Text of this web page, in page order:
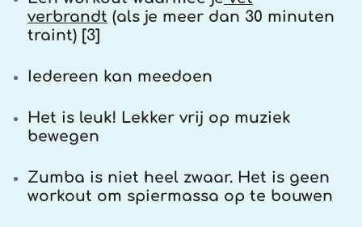
verbrandt (als je meer dan 30 minuten
traint) [3]
Iedereen kan meedoen
Het is leuk! Lekker vrij op muziek
bewegen
Zumba is niet heel zwaar. Het is geen
workout om spiermassa op te bouwen